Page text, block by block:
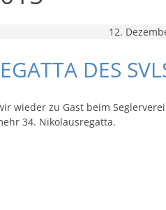
12.
DES
wieder zu Gast beim
34. Nikolausregatta.